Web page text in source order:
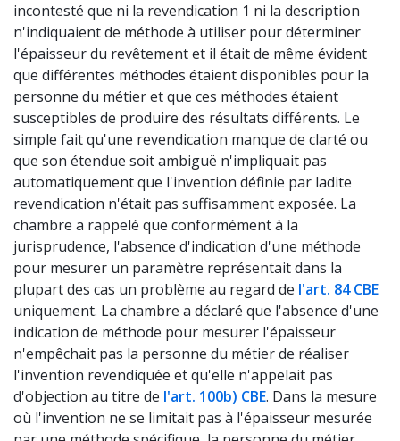
incontesté que ni la revendication 1 ni la description
n'indiquaient de méthode à utiliser pour déterminer
l'épaisseur du revêtement et il était de même évident
que différentes méthodes étaient disponibles pour la
personne du métier et que ces méthodes étaient
susceptibles de produire des résultats différents. Le
simple fait qu'une revendication manque de clarté ou
que son étendue soit ambiguë n'impliquait pas
automatiquement que l'invention définie par ladite
revendication n'était pas suffisamment exposée. La
chambre a rappelé que conformément à la
jurisprudence, l'absence d'indication d'une méthode
pour mesurer un paramètre représentait dans la
plupart des cas un problème au regard de l'art. 84 CBE
uniquement. La chambre a déclaré que l'absence d'une
indication de méthode pour mesurer l'épaisseur
n'empêchait pas la personne du métier de réaliser
l'invention revendiquée et qu'elle n'appelait pas
d'objection au titre de l'art. 100b) CBE. Dans la mesure
où l'invention ne se limitait pas à l'épaisseur mesurée